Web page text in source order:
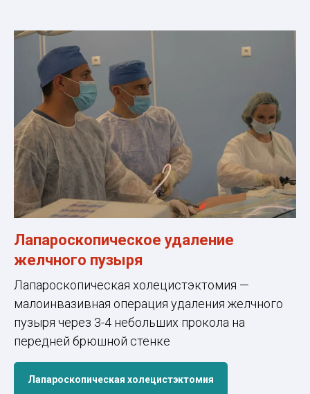
Лапароскопическое удаление
желчного пузыря
Лапароскопическая холецистэктомия —
малоинвазивная операция удаления желчного
пузыря через 3-4 небольших прокола на
передней брюшной стенке
Лапароскопическая холецистэктомия